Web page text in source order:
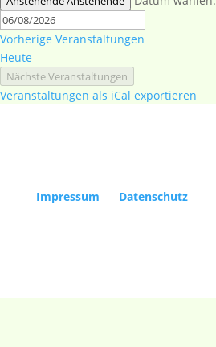
Vorherige Veranstaltungen
Heute
NächsteVeranstaltungen
Veranstaltungen als iCal exportieren
Impressum
Datenschutz